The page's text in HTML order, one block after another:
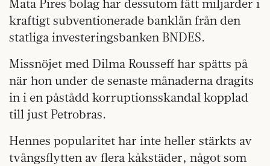
Mata Pires bolag har dessutom fått miljarder i
kraftigt subventionerade banklån från den
statliga investeringsbanken BNDES.
Missnöjet med Dilma Rousseff har spätts på
när hon under de senaste månaderna dragits
in i en påstådd korruptionsskandal kopplad
till just Petrobras.
Hennes popularitet har inte heller stärkts av
tvångsflytten av flera kåkstäder, något som